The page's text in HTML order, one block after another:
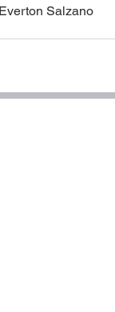
Salzano